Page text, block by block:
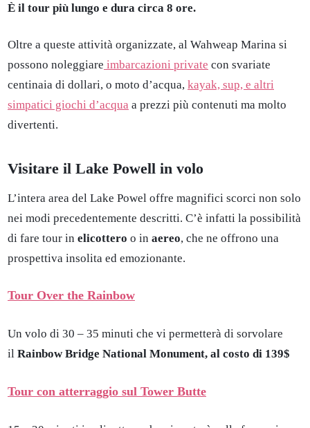
È il tour più lungo e dura circa 8 ore.
Oltre a queste attività organizzate, al Wahweap Marina si
possono noleggiare imbarcazioni private con svariate
centinaia di dollari, o moto d’acqua, kayak, sup, e altri
simpatici giochi d’acqua a prezzi più contenuti ma molto
divertenti.
Visitare il Lake Powell in volo
L’intera area del Lake Powel offre magnifici scorci non solo
nei modi precedentemente descritti. C’è infatti la possibilità
di fare tour in elicottero o in aereo, che ne offrono una
prospettiva insolita ed emozionante.
Tour Over the Rainbow
Un volo di 30 – 35 minuti che vi permetterà di sorvolare
il Rainbow Bridge National Monument, al costo di 139$
Tour con atterraggio sul Tower Butte